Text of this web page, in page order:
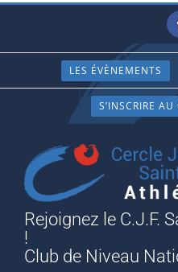
Passer
contenu
LES ÉVÈNEMENTS
S’INSCRIRE
Rejoignez le C.J.F.
!
Club de Niveau